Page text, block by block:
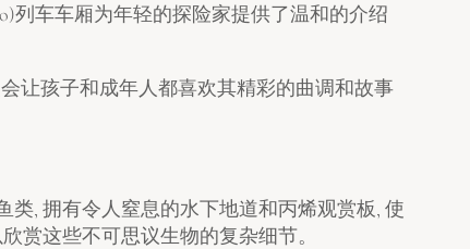
列车车厢为年轻的探险家提供了温和的介绍
让孩子和成年人都喜欢其精彩的曲调和故事
类, 拥有令人窒息的水下地道和丙烯观赏板, 使
赏这些不可思议生物的复杂细节。